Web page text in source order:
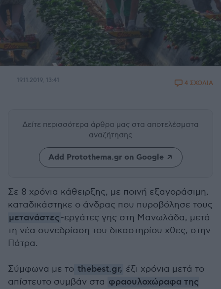
19.11.2019, 13:41 4 ΣΧΟΛΙΑ
Δείτε περισσότερα άρθρα μας στα αποτελέσματα
αναζήτησης
Add Protothema.gr on Google
Σε 8 χρόνια κάθειρξης, με ποινή εξαγοράσιμη,
καταδικάστηκε ο άνδρας που πυροβόλησε τους
μετανάστες-εργάτες γης στη Μανωλάδα, μετά
τη νέα συνεδρίαση του δικαστηρίου χθες, στην
Πάτρα.
Σύμφωνα με το thebest.gr, έξι χρόνια μετά το
απίστευτο συμβάν στα φραουλοχώραφα της